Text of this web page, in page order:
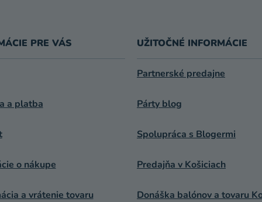
Y
V
Ý
S
PRE VÁS
a platba
o nákupe
a vrátenie tovaru
UŽITOČNÉ INFORMÁCIE
Partnerské predajne
Párty blog
Spolupráca s Blogermi
Predajňa v Košiciach
Donáška balónov a tovaru